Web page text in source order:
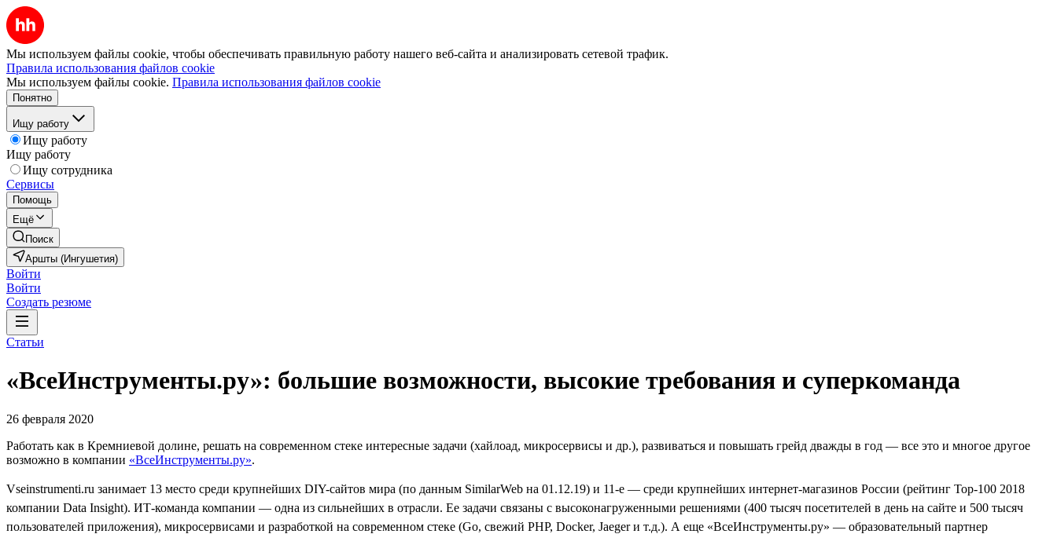
Мы используем файлы cookie, чтобы обеспечивать правильную работу нашего веб-сайта и анализировать сетевой трафик.
Правила использования файлов cookie
Мы используем файлы cookie. Правила использования файлов cookie
Понятно
Ищу работу
Ищу работу
Ищу работу
Ищу сотрудника
Сервисы
Помощь
Ещё
Поиск
Аршты (Ингушетия)
Войти
Войти
Создать резюме
Статьи
«ВсеИнструменты.ру»: большие возможности, высокие требования и суперкоманда
26 февраля 2020
Работать как в Кремниевой долине, решать на современном стеке интересные задачи (хайлоад, микросервисы и др.), развиваться и повышать грейд дважды в год — все это и многое другое
возможно в компании «ВсеИнструменты.ру».
Vseinstrumenti.ru занимает 13 место среди крупнейших DIY-сайтов мира (по данным SimilarWeb на 01.12.19) и 11-е — среди крупнейших интернет-магазинов России (рейтинг Top-100 2018
компании Data Insight). ИТ-команда компании — одна из сильнейших в отрасли. Ее задачи связаны с высоконагруженными решениями (400 тысяч посетителей в день на сайте и 500 тысяч
пользователей приложения), микросервисами и разработкой на современном стеке (Go, свежий PHP, Docker, Jaeger и т.д.). А еще «ВсеИнструменты.ру» — образовательный партнер